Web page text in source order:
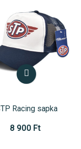
Racing sapka
8 900 Ft